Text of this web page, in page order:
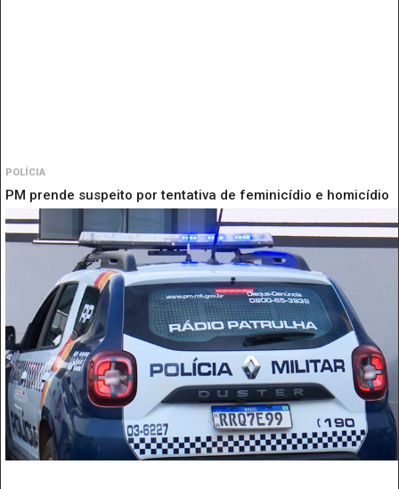
POLÍCIA
PM prende suspeito por tentativa de feminicídio e homicídio